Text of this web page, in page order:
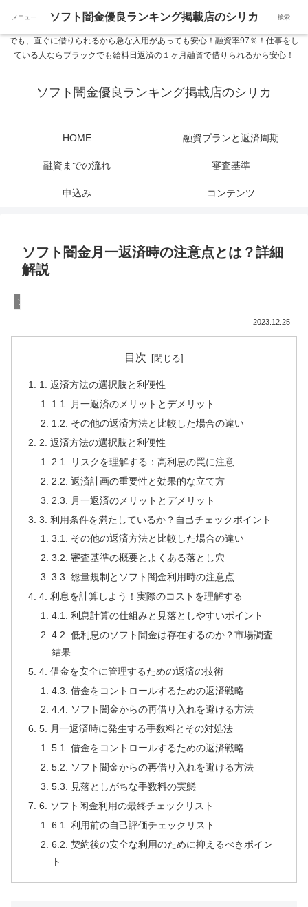
ソフト闇金優良ランキング 中小消費者金融在籍確認なし シリカなら24時間
でも、直ぐに借りられるから急な入用があっても安心！融資率97％！仕事をし
ている人ならブラックでも給料日返済の１ヶ月融資で借りられるから安心！
ソフト闇金優良ランキング掲載店のシリカ
HOME 融資プランと返済周期
融資までの流れ 審査基準
申込み コンテンツ
ソフト闇金月一返済時の注意点とは？詳細
解説
ソフト闇金
2023.12.25
目次
1. 返済方法の選択肢と利便性
1.1. 月一返済のメリットとデメリット
1.2. その他の返済方法と比較した場合の違い
2. 返済方法の選択肢と利便性
2.1. リスクを理解する：高利息の罠に注意
2.2. 返済計画の重要性と効果的な立て方
2.3. 月一返済のメリットとデメリット
3. 利用条件を満たしているか？自己チェックポイント
3.1. その他の返済方法と比較した場合の違い
3.2. 審査基準の概要とよくある落とし穴
3.3. 総量規制とソフト闇金利用時の注意点
4. 利息を計算しよう！実際のコストを理解する
4.1. 利息計算の仕組みと見落としやすいポイント
4.2. 低利息のソフト闇金は存在するのか？市場調査
結果
4. 借金を安全に管理するための返済の技術
4.3. 借金をコントロールするための返済戦略
4.4. ソフト闇金からの再借り入れを避ける方法
5. 月一返済時に発生する手数料とその対処法
5.1. 借金をコントロールするための返済戦略
5.2. ソフト闇金からの再借り入れを避ける方法
5.3. 見落としがちな手数料の実態
6. ソフト闲金利用の最終チェックリスト
6.1. 利用前の自己評価チェックリスト
6.2. 契約後の安全な利用のために抑えるべきポイン
ト
メニュー ソフト闇金優良ランキング掲載店のシリカ 検索